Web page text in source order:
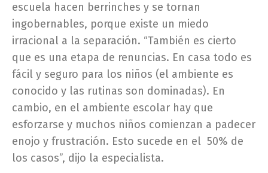
escuela hacen berrinches y se tornan
ingobernables, porque existe un miedo
irracional a la separación. “También es cierto
que es una etapa de renuncias. En casa todo es
fácil y seguro para los niños (el ambiente es
conocido y las rutinas son dominadas). En
cambio, en el ambiente escolar hay que
esforzarse y muchos niños comienzan a padecer
enojo y frustración. Esto sucede en el 50% de
los casos”, dijo la especialista.